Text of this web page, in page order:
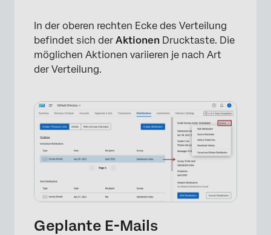
In der oberen rechten Ecke des Verteilung
befindet sich der Aktionen Drucktaste. Die
möglichen Aktionen variieren je nach Art
der Verteilung.
Geplante E-Mails